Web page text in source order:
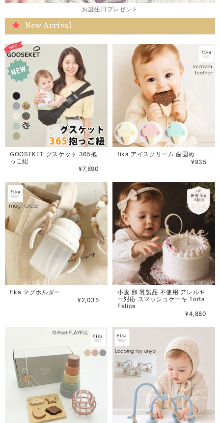
お誕生日プレゼント
New Arrival
GOOSEKET グスケット 365抱
っこ紐
¥7,890
fika アイスクリーム 歯固め
¥935
fika マグホルダー
¥2,035
小麦 卵 乳製品 不使用 アレルギ
ー対応 スマッシュケーキ Torta
Felice
¥4,880